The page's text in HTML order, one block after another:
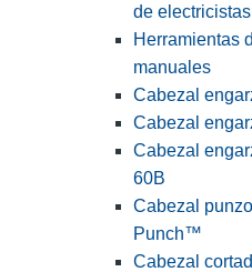
de electricistas
Herramientas
manuales
Cabezal
Cabezal
Cabezal
60B
Cabezal
Punch™
Cabezal